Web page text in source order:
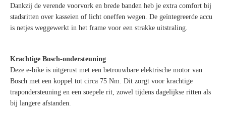
Dankzij de verende voorvork en brede banden heb je extra comfort bij
stadsritten over kasseien of licht oneffen wegen. De geïntegreerde accu
is netjes weggewerkt in het frame voor een strakke uitstraling.
Krachtige Bosch-ondersteuning
Deze e-bike is uitgerust met een betrouwbare elektrische motor van
Bosch met een koppel tot circa 75 Nm. Dit zorgt voor krachtige
trapondersteuning en een soepele rit, zowel tijdens dagelijkse ritten als
bij langere afstanden.